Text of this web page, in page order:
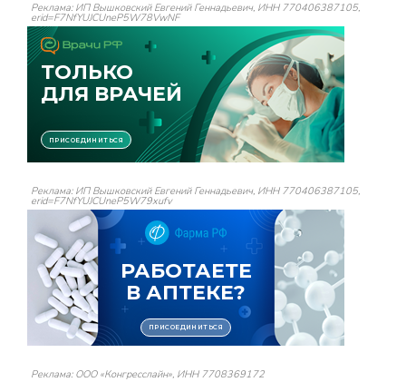
Реклама: ИП Вышковский Евгений Геннадьевич, ИНН 770406387105,
erid=F7NfYUJCUneP5W78VwNF
Реклама: ИП Вышковский Евгений Геннадьевич, ИНН 770406387105,
erid=F7NfYUJCUneP5W79xufv
Реклама: ООО «Конгресслайн», ИНН 7708369172